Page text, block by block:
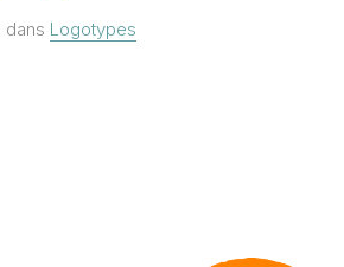
dans Logotypes